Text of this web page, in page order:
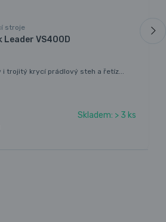
stroje
Leader VS400D
i trojitý krycí prádlový steh a řetíz...
Skladem: > 3 ks